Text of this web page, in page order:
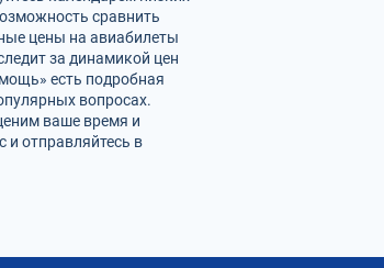
сравнить
цены на авиабилеты
за динамикой цен
есть подробная
вопросах.
ваше время и
отправляйтесь в